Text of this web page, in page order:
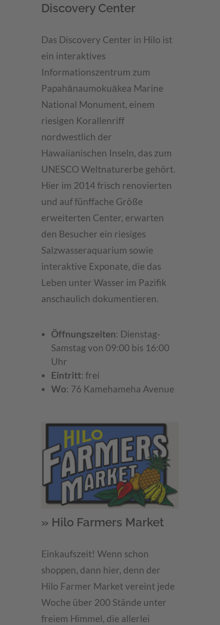
Discovery Center
Das Discovery Center in Hilo ist
ein interaktives
Informationszentrum zum
Papahānaumokuākea Marine
National Monument, einem
riesigen Korallenriff
nordwestlich der
Hawaiianischen Inseln, das zum
UNESCO Weltnaturerbe gehört.
Hier im 2014 frisch renovierten
und auf fünffache Größe
erweiterten Center, erwarten
den Besucher ein riesiges
Salzwasseraquarium sowie
interaktive Exponate, die das
Leben unter Wasser im Pazifik
anschaulich dokumentieren.
Öffnungszeiten: Dienstag-
Samstag von 09:00 bis 16:00
Uhr
Eintritt: frei
Wo: 76 Kamehameha Avenue
» Hilo Farmers Market
Einkaufszeit! Wenn schon
shoppen, dann hier, denn der
Hilo Farmer Market vereint jede
Woche über 200 Stände unter
freiem Himmel, die allerlei